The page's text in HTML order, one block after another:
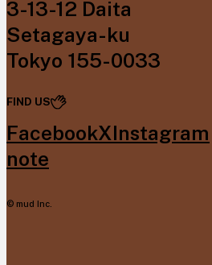
3-13-12 Daita
Setagaya-ku
Tokyo 155-0033
FIND US
FacebookXInstagram
note
© mud Inc.